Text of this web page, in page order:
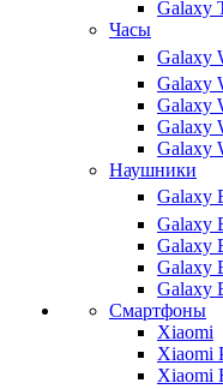
Galaxy
Часы
Galaxy
Galaxy
Galaxy
Galaxy
Galaxy
Наушники
Galaxy
Galaxy
Galaxy
Galaxy
Galaxy
Смартфоны
Xiaomi
Xiaomi
Xiaomi